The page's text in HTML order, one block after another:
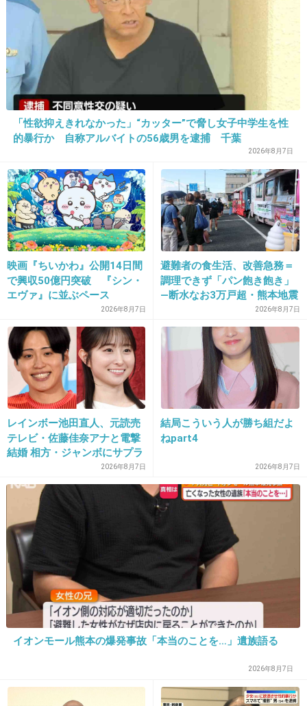
やばい。
楽しくなってきたー♪
+13
16. 匿名2013/06/10(月) 12:18:20
1の記事によると、光る砂浜は
「モルディブ・バードゥ島の波打ち際。プラン
クトンにより夜は光り輝くそうです。」
だって。
あーモルディブ行きたいなーーーーーー
+37 -1
17. 匿名2013/06/10(月) 12:18:52
アンテロープキャニオンに行ってみたい！
出典：www.grandcircle.info
「性欲抑えきれなかった」“カッター”で脅し女子中学生を性
的暴行か 自称アルバイトの56歳男を逮捕 千葉
2026年8月7日
映画『ちいかわ』公開14日間
で興収50億円突破 『シン・
エヴァ』に並ぶペース
2026年8月7日
避難者の食生活、改善急務＝
調理できず「パン飽き飽き」
―断水なお3万戸超・熊本地震
2026年8月7日
レインボー池田直人、元読売
テレビ・佐藤佳奈アナと電撃
結婚 相方・ジャンボにサプラ
2026年8月7日
結局こういう人が勝ち組だよ
ねpart4
2026年8月7日
イオンモール熊本の爆発事故「本当のことを…」遺族語る
2026年8月7日